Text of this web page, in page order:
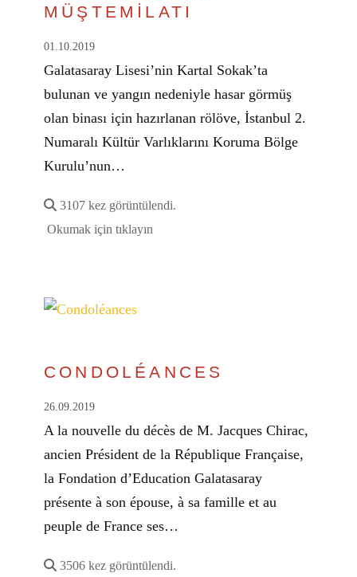
MÜŞTEMİLATI
01.10.2019
Galatasaray Lisesi’nin Kartal Sokak’ta
bulunan ve yangın nedeniyle hasar görmüş
olan binası için hazırlanan rölöve, İstanbul 2.
Numaralı Kültür Varlıklarını Koruma Bölge
Kurulu’nun…
3107 kez görüntülendi.
Okumak için tıklayın
CONDOLÉANCES
26.09.2019
A la nouvelle du décès de M. Jacques Chirac,
ancien Président de la République Française,
la Fondation d’Education Galatasaray
présente à son épouse, à sa famille et au
peuple de France ses…
3506 kez görüntülendi.